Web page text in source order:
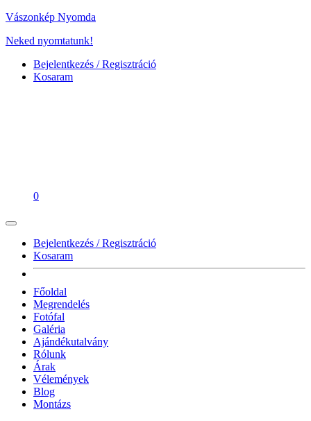
Vászonkép Nyomda
Neked nyomtatunk!
Bejelentkezés / Regisztráció
Kosaram
0
Bejelentkezés / Regisztráció
Kosaram
Főoldal
Megrendelés
Fotófal
Galéria
Ajándékutalvány
Rólunk
Árak
Vélemények
Blog
Montázs